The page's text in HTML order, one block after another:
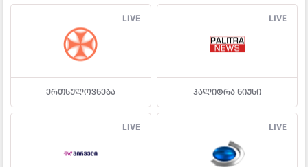
LIVE
ერთსულოვნება
LIVE
პალიტრა ნიუსი
LIVE LIVE